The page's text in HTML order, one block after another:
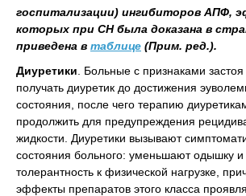
госпитализации) ингибиторов АПФ,
которых при СН была доказана в
приведена в таблице (Прим. ред.).
Диуретики . Больные с признаками
получать диуретик до достижения
состояния, после чего терапию
продолжить для предупреждения
жидкости. Диуретики вызывают
состояния больного: уменьшают одышку и
толерантность к физической нагрузке,
эффекты препаратов этого класса